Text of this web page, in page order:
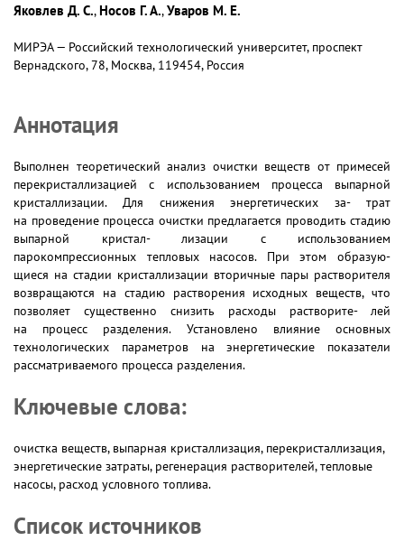
Яковлев Д. С.,Носов Г. А.,Уваров М. Е.
МИРЭА — Российский технологический университет, проспект
Вернадского, 78, Москва, 119454, Россия
Аннотация
Выполнен теоретический анализ очистки веществ от примесей
перекристаллизацией с использованием процесса выпарной
кристаллизации. Для снижения энергетических за- трат
на проведение процесса очистки предлагается проводить стадию
выпарной кристал- лизации с использованием
парокомпрессионных тепловых насосов. При этом образую-
щиеся на стадии кристаллизации вторичные пары растворителя
возвращаются на стадию растворения исходных веществ, что
позволяет существенно снизить расходы растворите- лей
на процесс разделения. Установлено влияние основных
технологических параметров на энергетические показатели
рассматриваемого процесса разделения.
Ключевые слова:
очистка веществ, выпарная кристаллизация, перекристаллизация,
энергетические затраты, регенерация растворителей, тепловые
насосы, расход условного топлива.
Список источников